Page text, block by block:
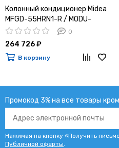
Колонный кондиционер Midea
MFGD-55HRN1-R / MODU-
55HN1-R
0
264 726 ₽
В корзину
Промокод 3% на все товары
Нажимая на кнопку «Получить
Публичной оферты